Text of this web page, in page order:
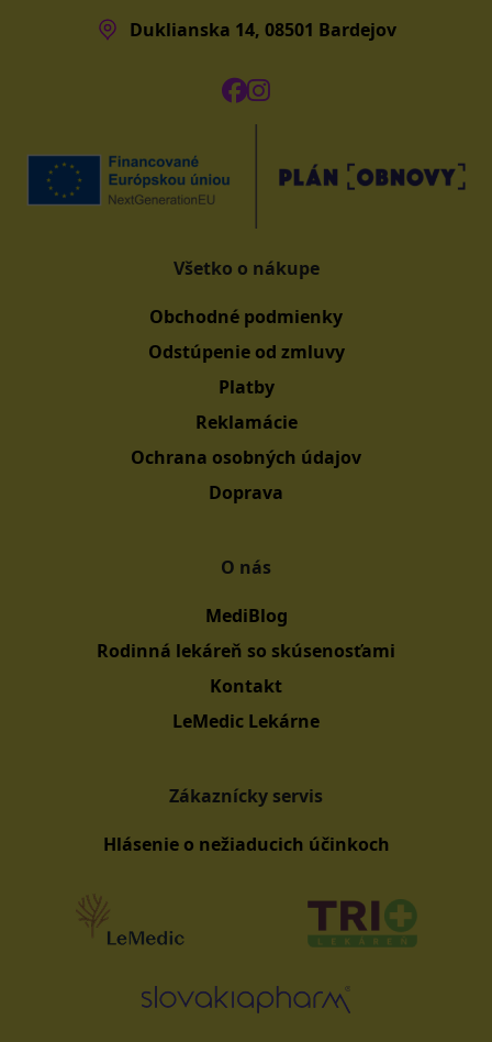
Duklianska 14, 08501 Bardejov
Všetko o nákupe
Obchodné podmienky
Odstúpenie od zmluvy
Platby
Reklamácie
Ochrana osobných údajov
Doprava
O nás
MediBlog
Rodinná lekáreň so skúsenosťami
Kontakt
LeMedic Lekárne
Zákaznícky servis
Hlásenie o nežiaducich účinkoch